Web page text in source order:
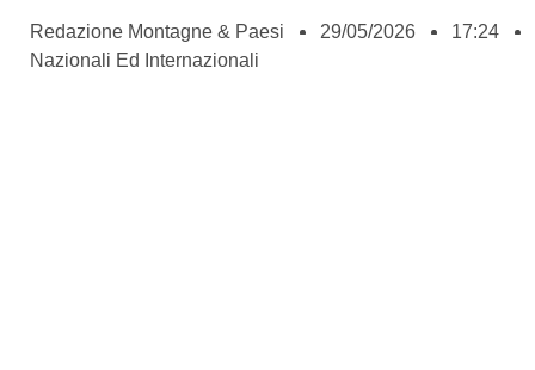
Redazione Montagne & Paesi 29/05/2026
17:24
Nazionali Ed Internazionali